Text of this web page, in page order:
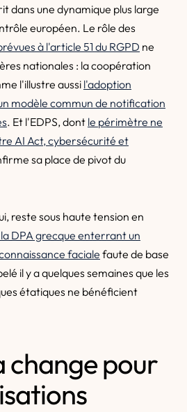
dans une dynamique plus large
européen. Le rôle des
à l'article 51 du RGPD ne
nationales : la coopération
l'illustre aussi l'adoption
modèle commun de notification
. Et l'EDPS, dont le périmètre ne
AI Act, cybersécurité et
sa place de pivot du
reste sous haute tension en
DPA grecque enterrant un
facialefaute de base
il y a quelques semaines que les
étatiques ne bénéficient
change pour